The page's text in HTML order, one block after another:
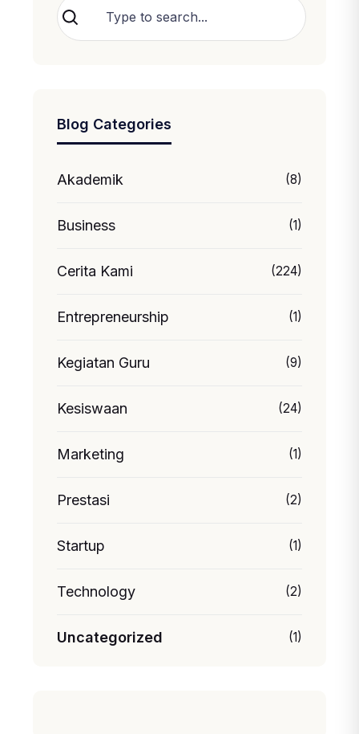
Cari
Blog Categories
Akademik (8)
Business (1)
Cerita Kami (224)
Entrepreneurship (1)
Kegiatan Guru (9)
Kesiswaan (24)
Marketing (1)
Prestasi (2)
Startup (1)
Technology (2)
Uncategorized (1)